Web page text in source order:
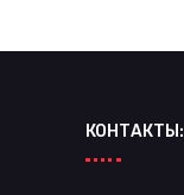
КОНТАКТЫ: